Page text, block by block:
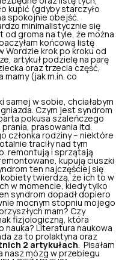
kupić (gdyby starczyło
spokojnie obejść.
minimalistycznie się
groma na tyle, że można
końcową listę
Wordzie krok po kroku od
artykuł podzielę na parę
oraz trzecia część,
(jak m.in. co
samej w sobie, chciałabym
Czym jest syndrom
pokusa szaleńczego
prasowania itd.
członka rodziny – niektóre
traciły nad tym
remontują i sprzątają
kupują ciuszki
ten najczęściej się
twierdzą, że ich to w
w momencie, kiedy tylko
syndrom dopadł dopiero
mocnym stopniu mojego
mam? Czy
fizjologiczną, która
nauka? Literatura naukowa
za to prolaktyna oraz
2 artykułach . Pisałam
nasz mózg w przebiegu